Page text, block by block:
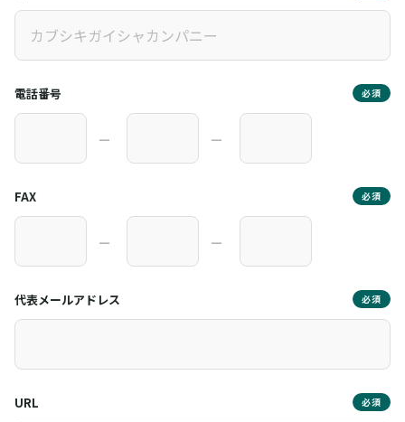
電話番号 必須
― ―
FAX 必須
― ―
代表メールアドレス 必須
URL 必須